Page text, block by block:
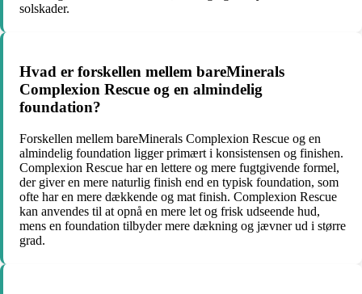
solskader.
Hvad er forskellen mellem bareMinerals
Complexion Rescue og en almindelig
foundation?
Forskellen mellem bareMinerals Complexion Rescue og en
almindelig foundation ligger primært i konsistensen og finishen.
Complexion Rescue har en lettere og mere fugtgivende formel,
der giver en mere naturlig finish end en typisk foundation, som
ofte har en mere dækkende og mat finish. Complexion Rescue
kan anvendes til at opnå en mere let og frisk udseende hud,
mens en foundation tilbyder mere dækning og jævner ud i større
grad.